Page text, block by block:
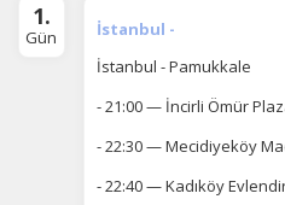
1.
Gün
İstanbul -
İstanbul - Pamukkale
- 21:00 — İncirli Ömür
- 22:30 — Mecidiyeköy
- 22:40 — Kadıköy